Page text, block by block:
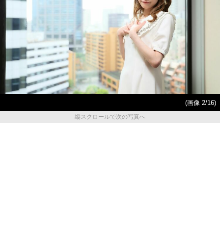
(画像 2/16)
縦スクロールで次の写真へ